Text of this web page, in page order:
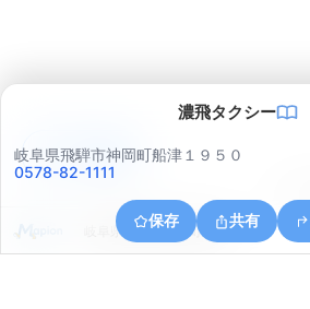
濃飛タクシー
岐阜県飛騨市神岡町船津１９５０
0578-82-1111
保存 共有
岐阜県飛騨市神岡町船津
アプリで見る